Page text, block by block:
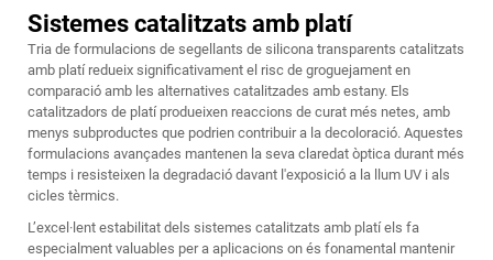
Sistemes catalitzats amb platí
Tria de formulacions de segellants de silicona transparents catalitzats
amb platí redueix significativament el risc de groguejament en
comparació amb les alternatives catalitzades amb estany. Els
catalitzadors de platí produeixen reaccions de curat més netes, amb
menys subproductes que podrien contribuir a la decoloració. Aquestes
formulacions avançades mantenen la seva claredat òptica durant més
temps i resisteixen la degradació davant l'exposició a la llum UV i als
cicles tèrmics.
L’excel·lent estabilitat dels sistemes catalitzats amb platí els fa
especialment valuables per a aplicacions on és fonamental mantenir